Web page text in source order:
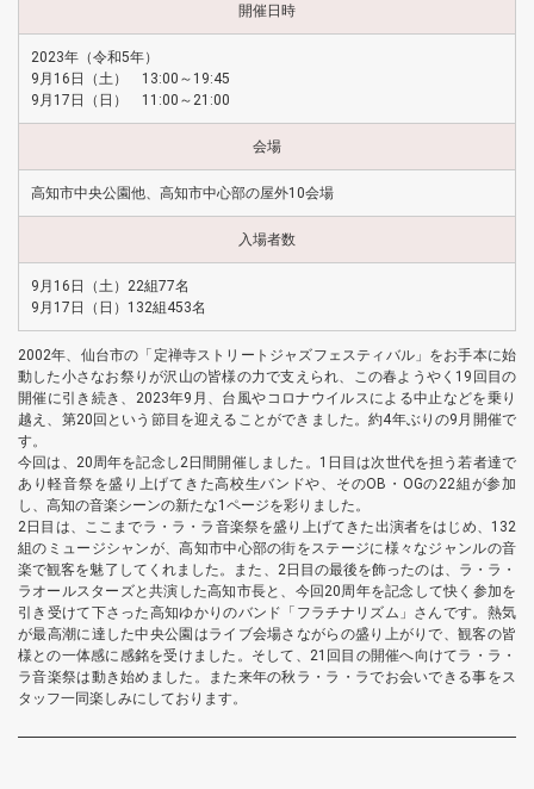
開催日時
2023年（令和5年）
9月16日（土） 13:00～19:45
9月17日（日） 11:00～21:00
会場
高知市中央公園他、高知市中心部の屋外10会場
入場者数
9月16日（土）22組77名
9月17日（日）132組453名
2002年、仙台市の「定禅寺ストリートジャズフェスティバル」をお手本に始
動した小さなお祭りが沢山の皆様の力で支えられ、この春ようやく19回目の
開催に引き続き、2023年9月、台風やコロナウイルスによる中止などを乗り
越え、第20回という節目を迎えることができました。約4年ぶりの9月開催で
す。
今回は、20周年を記念し2日間開催しました。1日目は次世代を担う若者達で
あり軽音祭を盛り上げてきた高校生バンドや、そのOB・OGの22組が参加
し、高知の音楽シーンの新たな1ページを彩りました。
2日目は、ここまでラ・ラ・ラ音楽祭を盛り上げてきた出演者をはじめ、132
組のミュージシャンが、高知市中心部の街をステージに様々なジャンルの音
楽で観客を魅了してくれました。また、2日目の最後を飾ったのは、ラ・ラ・
ラオールスターズと共演した高知市長と、今回20周年を記念して快く参加を
引き受けて下さった高知ゆかりのバンド「フラチナリズム」さんです。熱気
が最高潮に達した中央公園はライブ会場さながらの盛り上がりで、観客の皆
様との一体感に感銘を受けました。そして、21回目の開催へ向けてラ・ラ・
ラ音楽祭は動き始めました。また来年の秋ラ・ラ・ラでお会いできる事をス
タッフ一同楽しみにしております。